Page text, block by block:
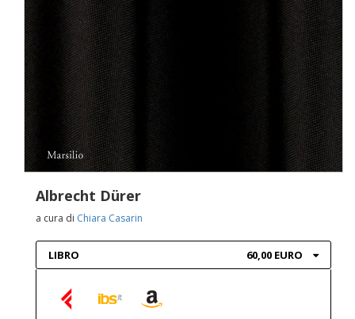
Albrecht Dürer
a cura di Chiara Casarin
LIBRO 60,00 EURO